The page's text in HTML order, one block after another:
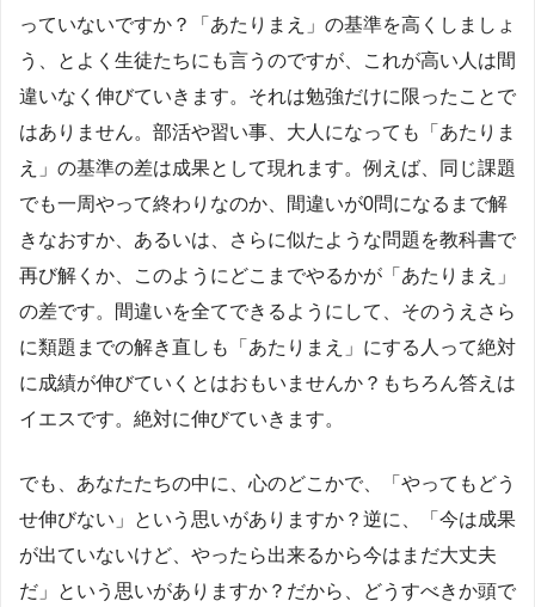
っていないですか？「あたりまえ」の基準を高くしましょ
う、とよく生徒たちにも言うのですが、これが高い人は間
違いなく伸びていきます。それは勉強だけに限ったことで
はありません。部活や習い事、大人になっても「あたりま
え」の基準の差は成果として現れます。例えば、同じ課題
でも一周やって終わりなのか、間違いが0問になるまで解
きなおすか、あるいは、さらに似たような問題を教科書で
再び解くか、このようにどこまでやるかが「あたりまえ」
の差です。間違いを全てできるようにして、そのうえさら
に類題までの解き直しも「あたりまえ」にする人って絶対
に成績が伸びていくとはおもいませんか？もちろん答えは
イエスです。絶対に伸びていきます。
でも、あなたたちの中に、心のどこかで、「やってもどう
せ伸びない」という思いがありますか？逆に、「今は成果
が出ていないけど、やったら出来るから今はまだ大丈夫
だ」という思いがありますか？だから、どうすべきか頭で